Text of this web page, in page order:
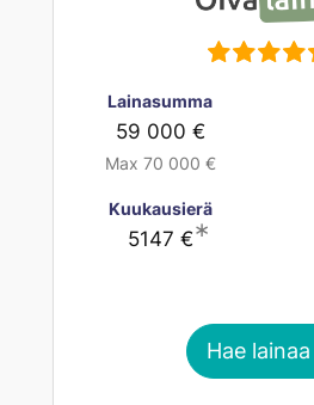
Lainasumma
59 000 €
Max 70 000 €
Kuukausierä
5147 €∗
Hae lainaa